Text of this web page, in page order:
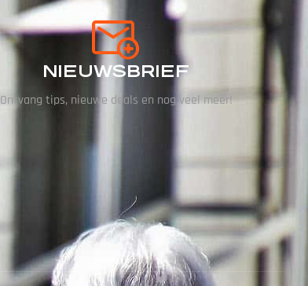
NIEUWSBRIEF
Ontvang tips, nieuwe deals en nog veel meer!